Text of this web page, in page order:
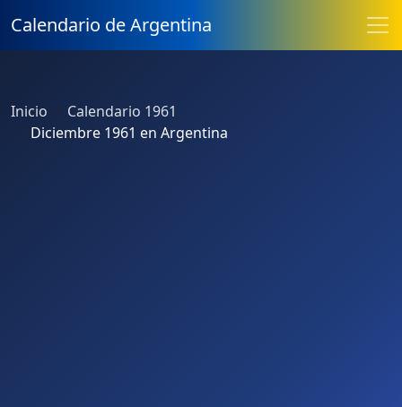
Calendario de Argentina
Inicio
Calendario 1961
Diciembre 1961 en Argentina